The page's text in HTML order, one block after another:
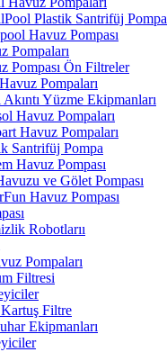
Plastik Santrifüj Pompa
Havuz Pompası
Pompaları
Pompası Ön Filtreler
Pompaları
Akıntı Yüzme Ekipmanları
Havuz Pompaları
Havuz Pompaları
Santrifüj Pompa
Havuz Pompası
ve Gölet Pompası
Havuz Pompası
Robotlarıı
Pompaları
Filtresi
Filtre
Ekipmanları